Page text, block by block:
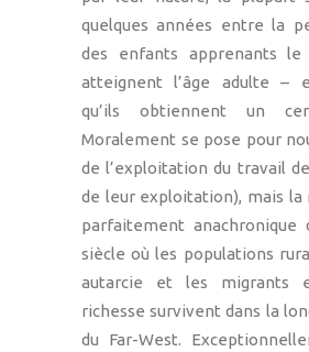
quelques années entre la
des enfants apprenants le
atteignent l’âge adulte –
qu’ils obtiennent un
Moralement se pose pour
de l’exploitation du travail
de leur exploitation), mais la
parfaitement anachronique
siècle où les populations
autarcie et les migrants
richesse survivent dans la
du Far-West.